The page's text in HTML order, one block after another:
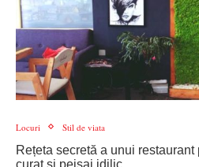
Locuri Stil de viata
Rețeta secretă a unui
curat și peisaj idilic